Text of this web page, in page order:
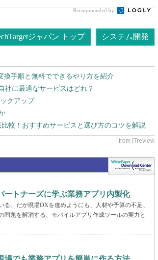
Recommended by
ジャパン トップ システム開発
換手順と無料でできるやり方を紹介
社に最適なサービスはどれ？
クアップ
較！おすすめサービスと選び方のコツを解説
ートナーズに学ぶ業務アプリ内製化
。だが現場DXを進めようにも、人材や予算の不足、
題を解消する、モバイルアプリ作成ツールの実力と